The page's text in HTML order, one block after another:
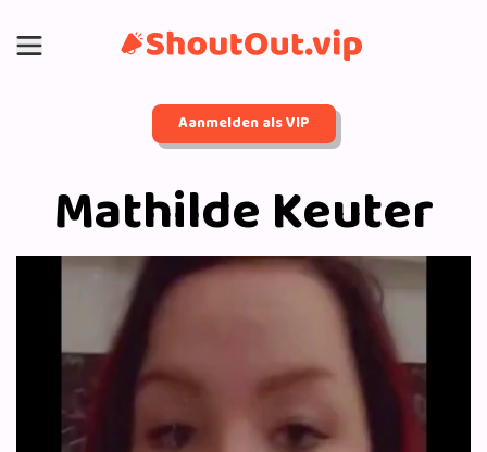
Aanmelden als VIP
Mathilde Keuter